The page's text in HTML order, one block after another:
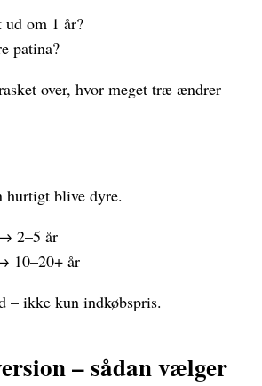
ud om 1 år?
patina?
over, hvor meget træ ændrer
blive dyre.
2–5 år
10–20+ år
– ikke kun indkøbspris.
– sådan vælger